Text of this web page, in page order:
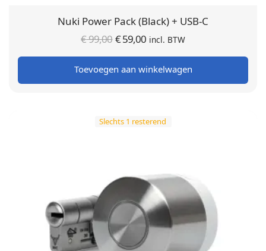
Nuki Power Pack (Black) + USB-C
€99,00Oorspronkelijke
prijs was:
€ 99,00.
€59,00 Huidige
prijs is:
€ 59,00.
incl. BTW
Toevoegen aan winkelwagen
Slechts 1 resterend